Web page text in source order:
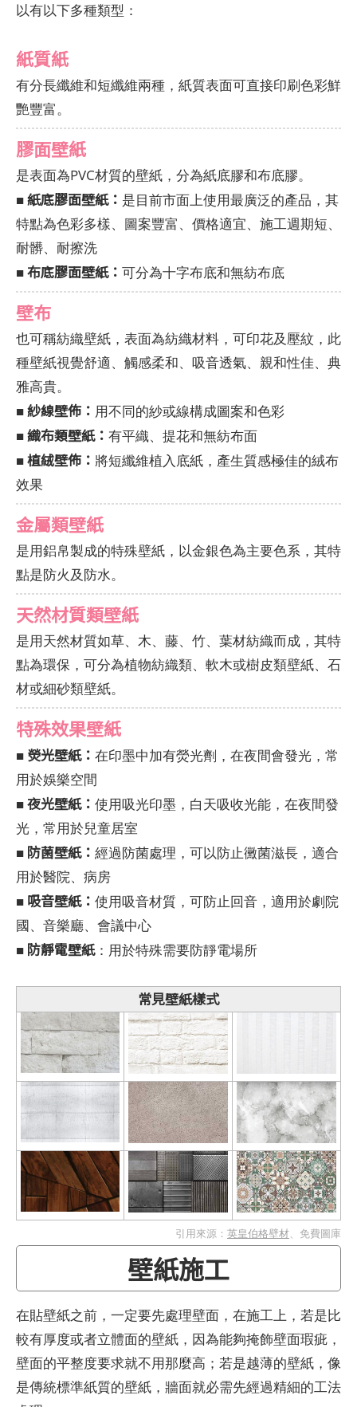
以有以下多種類型：
紙質紙
有分長纖維和短纖維兩種，紙質表面可直接印刷色彩鮮
艷豐富。
膠面壁紙
是表面為PVC材質的壁紙，分為紙底膠和布底膠。
■紙底膠面壁紙： 是目前市面上使用最廣泛的產品，其
特點為色彩多樣、圖案豐富、價格適宜、施工週期短、
耐髒、耐擦洗
■布底膠面壁紙： 可分為十字布底和無紡布底
壁布
也可稱紡織壁紙，表面為紡織材料，可印花及壓紋，此
種壁紙視覺舒適、觸感柔和、吸音透氣、親和性佳、典
雅高貴。
■紗線壁佈： 用不同的紗或線構成圖案和色彩
■織布類壁紙： 有平織、提花和無紡布面
■植絨壁佈： 將短纖維植入底紙，產生質感極佳的絨布
效果
金屬類壁紙
是用鋁帛製成的特殊壁紙，以金銀色為主要色系，其特
點是防火及防水。
天然材質類壁紙
是用天然材質如草、木、藤、竹、葉材紡織而成，其特
點為環保，可分為植物紡織類、軟木或樹皮類壁紙、石
材或細砂類壁紙。
特殊效果壁紙
■ 熒光壁紙： 在印墨中加有熒光劑，在夜間會發光，常
用於娛樂空間
■夜光壁紙： 使用吸光印墨，白天吸收光能，在夜間發
光，常用於兒童居室
■ 防菌壁紙： 經過防菌處理，可以防止黴菌滋長，適合
用於醫院、病房
■ 吸音壁紙： 使用吸音材質，可防止回音，適用於劇院
國、音樂廳、會議中心
■ 防靜電壁紙：用於特殊需要防靜電場所
常見壁紙樣式
引用來源： 英皇伯格壁材、免費圖庫
壁紙施工
在貼壁紙之前，一定要先處理壁面，在施工上，若是比
較有厚度或者立體面的壁紙，因為能夠掩飾壁面瑕疵，
壁面的平整度要求就不用那麼高；若是越薄的壁紙，像
是傳統標準紙質的壁紙，牆面就必需先經過精細的工法